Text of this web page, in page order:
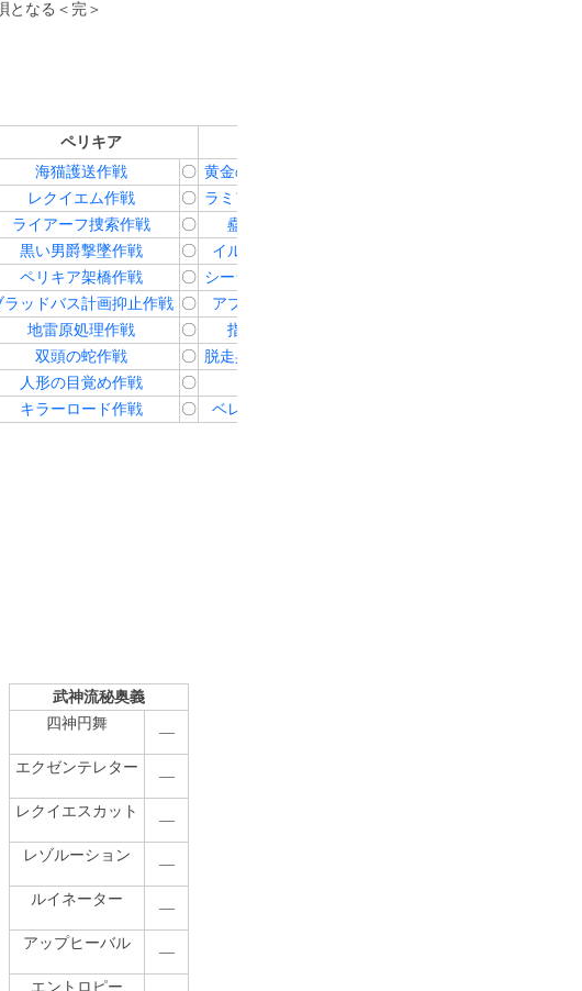
となる＜完＞
ペリキア
海猫護送作戦 〇 黄金の遺産収集作戦
レクイエム作戦 〇 ラミア13号討伐作戦
ライアーフ捜索作戦 〇 蠱物駆除作戦
黒い男爵撃墜作戦 〇 イルルシ掃海作戦
ペリキア架橋作戦 〇 シーラット送迎作戦
ラッドバス計画抑止作戦 〇 アプカル捕獲指令
地雷原処理作戦 〇 指輪捜索指令
双頭の蛇作戦 〇 脱走兵武装解除指令
人形の目覚め作戦 〇
キラーロード作戦 〇 ベレロフォン作戦
武神流秘奥義
四神円舞
―
エクゼンテレター
―
レクイエスカット
―
レゾルーション
―
ルイネーター
―
アップヒーバル
―
エントロピー